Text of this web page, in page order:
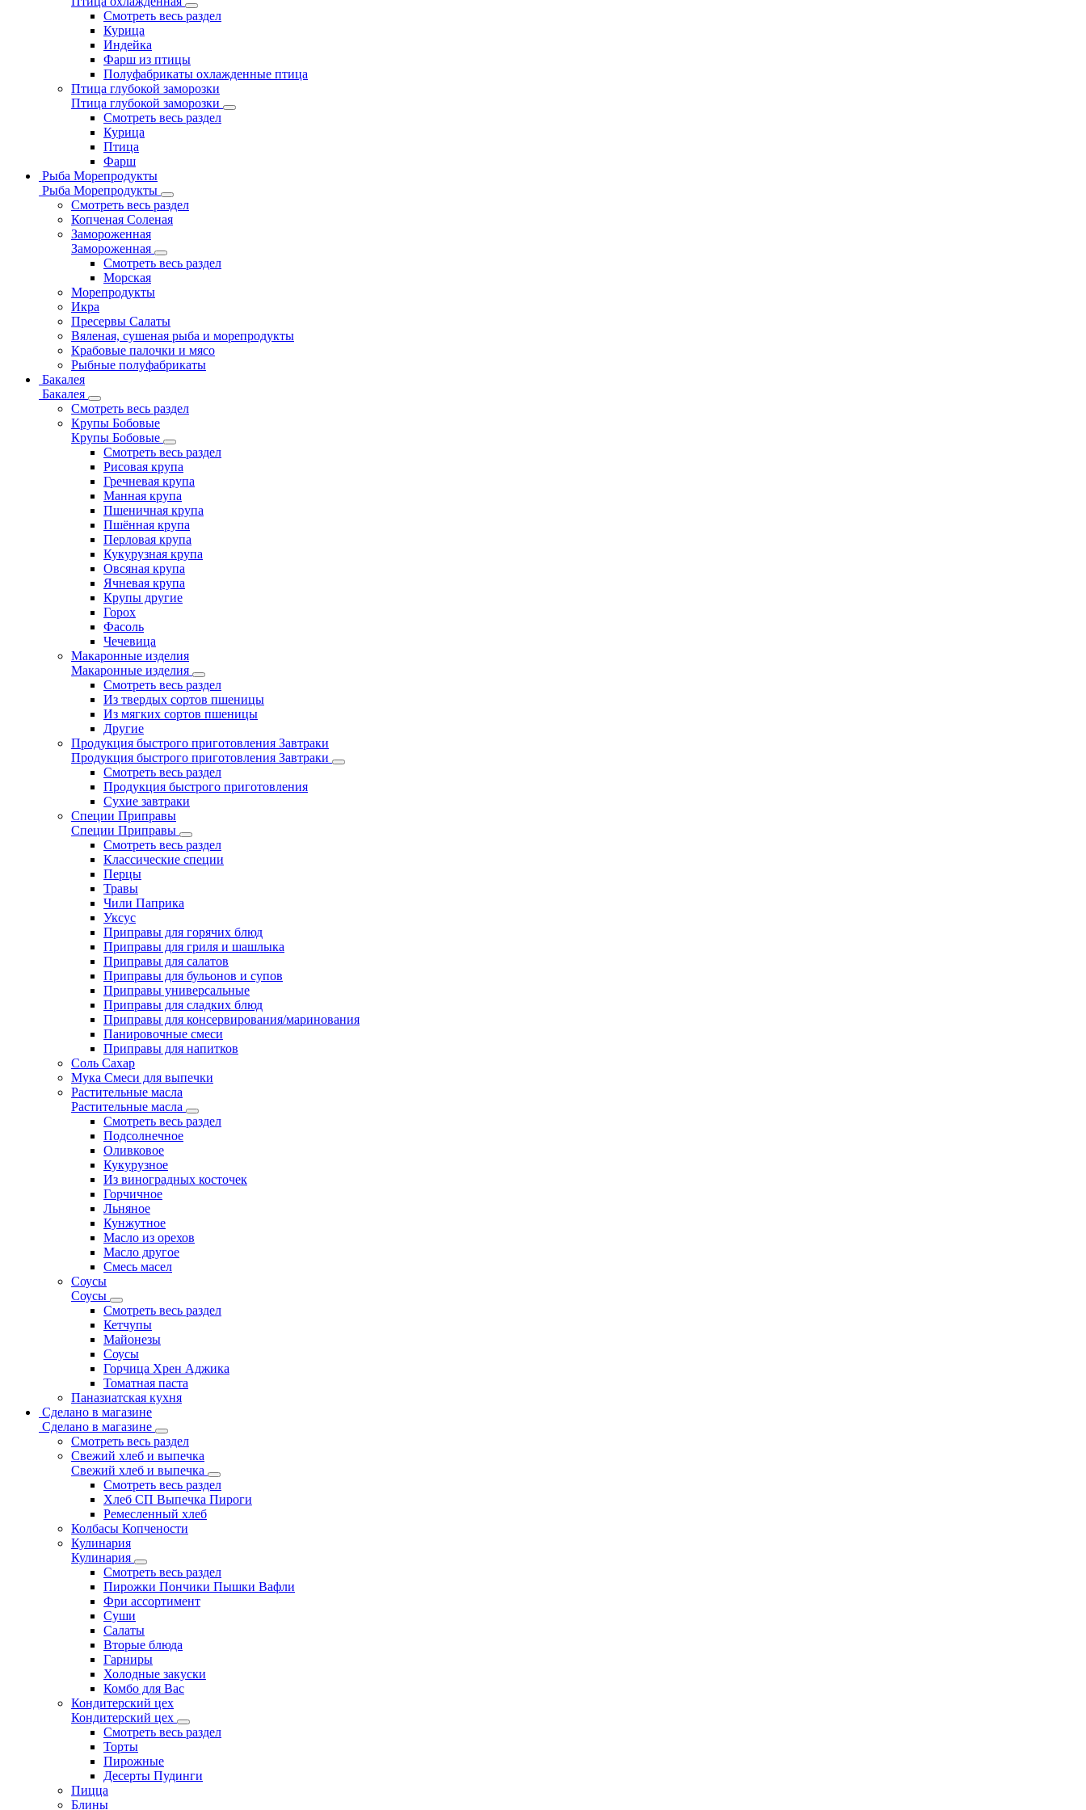
Смотреть весь раздел
Курица
Индейка
Фарш из птицы
Полуфабрикаты охлажденные птица
Птица глубокой заморозки
Птица глубокой заморозки
Смотреть весь раздел
Курица
Птица
Фарш
Рыба Морепродукты
Рыба Морепродукты
Смотреть весь раздел
Копченая Соленая
Замороженная
Замороженная
Смотреть весь раздел
Морская
Морепродукты
Икра
Пресервы Салаты
Вяленая, сушеная рыба и морепродукты
Крабовые палочки и мясо
Рыбные полуфабрикаты
Бакалея
Бакалея
Смотреть весь раздел
Крупы Бобовые
Крупы Бобовые
Смотреть весь раздел
Рисовая крупа
Гречневая крупа
Манная крупа
Пшеничная крупа
Пшённая крупа
Перловая крупа
Кукурузная крупа
Овсяная крупа
Ячневая крупа
Крупы другие
Горох
Фасоль
Чечевица
Макаронные изделия
Макаронные изделия
Смотреть весь раздел
Из твердых сортов пшеницы
Из мягких сортов пшеницы
Другие
Продукция быстрого приготовления Завтраки
Продукция быстрого приготовления Завтраки
Смотреть весь раздел
Продукция быстрого приготовления
Сухие завтраки
Специи Приправы
Специи Приправы
Смотреть весь раздел
Классические специи
Перцы
Травы
Чили Паприка
Уксус
Приправы для горячих блюд
Приправы для гриля и шашлыка
Приправы для салатов
Приправы для бульонов и супов
Приправы универсальные
Приправы для сладких блюд
Приправы для консервирования/маринования
Панировочные смеси
Приправы для напитков
Соль Сахар
Мука Смеси для выпечки
Растительные масла
Растительные масла
Смотреть весь раздел
Подсолнечное
Оливковое
Кукурузное
Из виноградных косточек
Горчичное
Льняное
Кунжутное
Масло из орехов
Масло другое
Смесь масел
Соусы
Соусы
Смотреть весь раздел
Кетчупы
Майонезы
Соусы
Горчица Хрен Аджика
Томатная паста
Паназиатская кухня
Сделано в магазине
Сделано в магазине
Смотреть весь раздел
Свежий хлеб и выпечка
Свежий хлеб и выпечка
Смотреть весь раздел
Хлеб СП Выпечка Пироги
Ремесленный хлеб
Колбасы Копчености
Кулинария
Кулинария
Смотреть весь раздел
Пирожки Пончики Пышки Вафли
Фри ассортимент
Суши
Салаты
Вторые блюда
Гарниры
Холодные закуски
Комбо для Вас
Кондитерский цех
Кондитерский цех
Смотреть весь раздел
Торты
Пирожные
Десерты Пудинги
Пицца
Блины